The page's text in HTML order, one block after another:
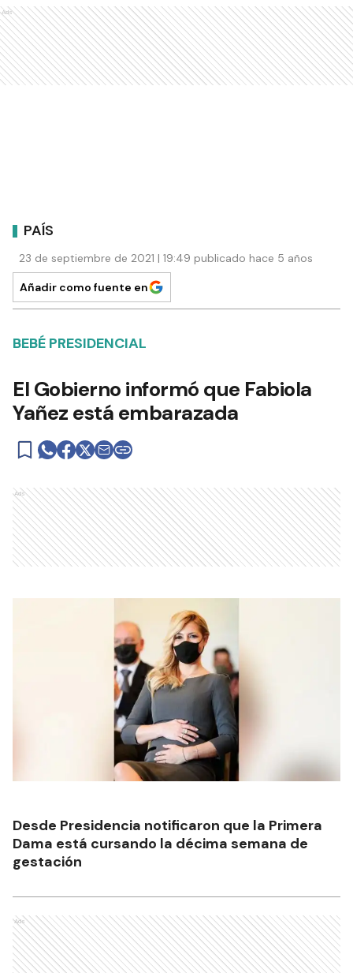
Ads
PAÍS
23 de septiembre de 2021 | 19:49 publicado hace 5 años
Añadir como fuente en
BEBÉ PRESIDENCIAL
El Gobierno informó que Fabiola
Yañez está embarazada
Ads
Desde Presidencia notificaron que la Primera
Dama está cursando la décima semana de
gestación
Ads